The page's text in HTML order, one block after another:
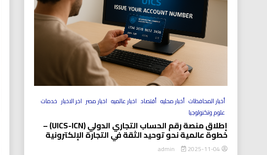
أخبار المحافظات أخبار محليه أقتصاد اخبار عالميه اخبار مصر اخر الاخبار خدمات
علوم وتكنولوجيا
إطلاق منصة رقم الحساب التجاري الدولي (UICS-ICN) –
خطوة عالمية نحو توحيد الثقة في التجارة الإلكترونية
2025-11-04